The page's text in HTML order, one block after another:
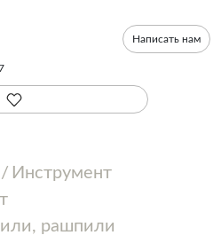
Написать нам
Инструмент
рашпили